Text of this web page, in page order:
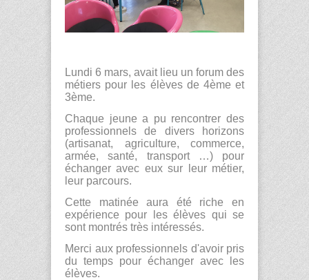
Lundi 6 mars, avait lieu un forum des
métiers pour les élèves de 4ème et
3ème.
Chaque jeune a pu rencontrer des
professionnels de divers horizons
(artisanat, agriculture, commerce,
armée, santé, transport …) pour
échanger avec eux sur leur métier,
leur parcours.
Cette matinée aura été riche en
expérience pour les élèves qui se
sont montrés très intéressés.
Merci aux professionnels d'avoir pris
du temps pour échanger avec les
élèves.